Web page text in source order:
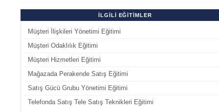
İLGİLİ EĞİTİMLER
Müşteri İlişkileri Yönetimi Eğitimi
Müşteri Odaklılık Eğitimi
Müşteri Hizmetleri Eğitimi
Mağazada Perakende Satış Eğitimi
Satış Gücü Grubu Yönetimi Eğitimi
Telefonda Satış Tele Satış Teknikleri Eğitimi